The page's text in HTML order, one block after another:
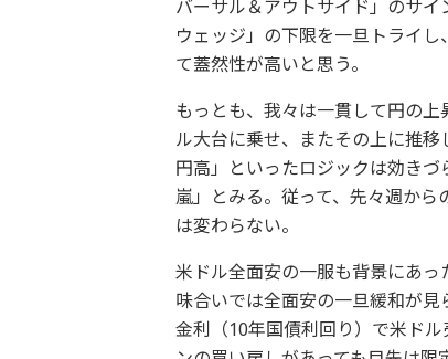
バーサル＆アウトサイド」のサ
ウェッジ」の下限を一旦トライ
て蓋然性が高いと思う。
もっとも、我々は一貫して円の
ル大台に乗せ、またその上に推
円高」といったロジックは効き
嵐」とみる。従って、先々週か
は変わらない。
米ドル全面安の一服も背景にあ
味合いでは全面安の一旦緩和が
金利（10年国債利回り）で米ド